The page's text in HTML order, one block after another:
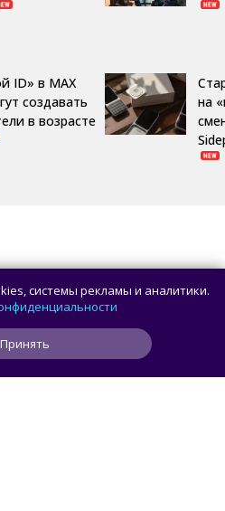
ID» в MAX
создавать
в возрасте
на
пожаловался, что
ленится и не
системы рекламы и аналитики.
Принять